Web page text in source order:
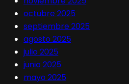
octubre 2025
septiembre 2025
agosto 2025
julio 2025
junio 2025
mayo 2025